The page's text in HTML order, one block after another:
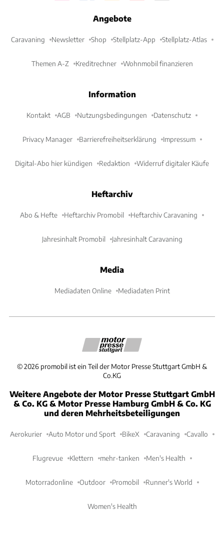
Angebote
Caravaning Newsletter Shop Stellplatz-App Stellplatz-Atlas
Themen A-Z Kreditrechner Wohnmobil finanzieren
Information
Kontakt AGB Nutzungsbedingungen Datenschutz
Privacy Manager Barrierefreiheitserklärung Impressum
Digital-Abo hier kündigen Redaktion Widerruf digitaler Käufe
Heftarchiv
Abo & Hefte Heftarchiv Promobil Heftarchiv Caravaning
Jahresinhalt Promobil Jahresinhalt Caravaning
Media
Mediadaten Online Mediadaten Print
©2026 promobil ist ein Teil der Motor Presse Stuttgart GmbH &
Co.KG
Weitere Angebote der Motor Presse Stuttgart GmbH
& Co. KG & Motor Presse Hamburg GmbH & Co. KG
und deren Mehrheitsbeteiligungen
Aerokurier Auto Motor und Sport BikeX Caravaning Cavallo
Flugrevue Klettern mehr-tanken Men's Health
Motorradonline Outdoor Promobil Runner's World
Women's Health